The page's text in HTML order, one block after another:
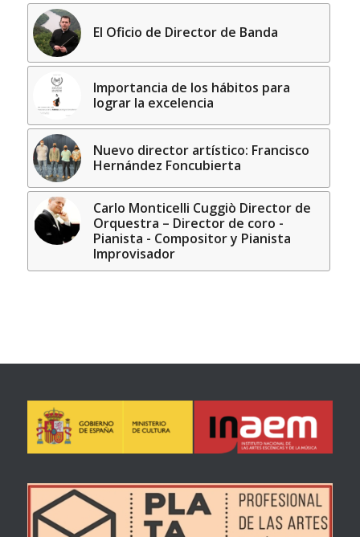
El Oficio de Director de Banda
Importancia de los hábitos para
lograr la excelencia
Nuevo director artístico: Francisco
Hernández Foncubierta
Carlo Monticelli Cuggiò Director de
Orquestra – Director de coro -
Pianista - Compositor y Pianista
Improvisador